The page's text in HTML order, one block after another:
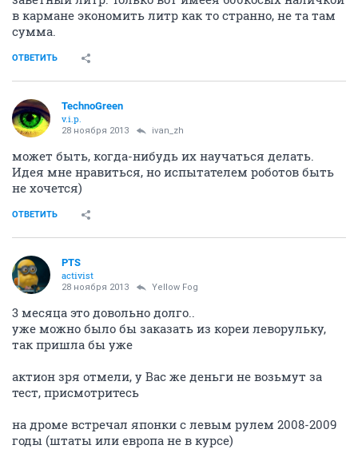
в кармане экономить литр как то странно, не та там
сумма.
ОТВЕТИТЬ
TechnoGreen
v.i.p.
28 ноября 2013 ivan_zh
может быть, когда-нибудь их научаться делать.
Идея мне нравиться, но испытателем роботов быть
не хочется)
ОТВЕТИТЬ
PTS
activist
28 ноября 2013 Yellow Fog
3 месяца это довольно долго..
уже можно было бы заказать из кореи леворульку,
так пришла бы уже
актион зря отмели, у Вас же деньги не возьмут за
тест, присмотритесь
на дроме встречал японки с левым рулем 2008-2009
годы (штаты или европа не в курсе)